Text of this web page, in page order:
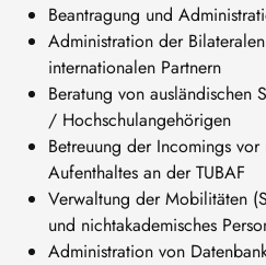
Beantragung und
Administration der
internationalen Partnern
Beratung von
/ Hochschulangehörigen
Betreuung der Incomings
Aufenthaltes an der TUBAF
Verwaltung der Mobilitäten
und nichtakademisches
Administration von